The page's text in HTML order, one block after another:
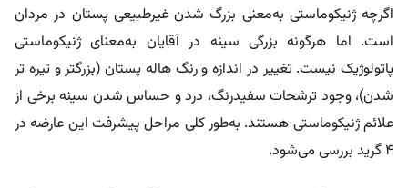
اگرچه ژنیکوماستی به‌معنی بزرگ شدن غیرطبیعی پستان در مردان
است. اما هرگونه بزرگی سینه در آقایان به‌معنای ژنیکوماستی
پاتولوژیک نیست. تغییر در اندازه و رنگ هاله پستان (بزرگتر و تیره تر
شدن)، وجود ترشحات سفیدرنگ، درد و حساس شدن سینه برخی از
علائم ژنیکوماستی هستند. به‌طور کلی مراحل پیشرفت این عارضه در
4 گرید بررسی می‌شود.